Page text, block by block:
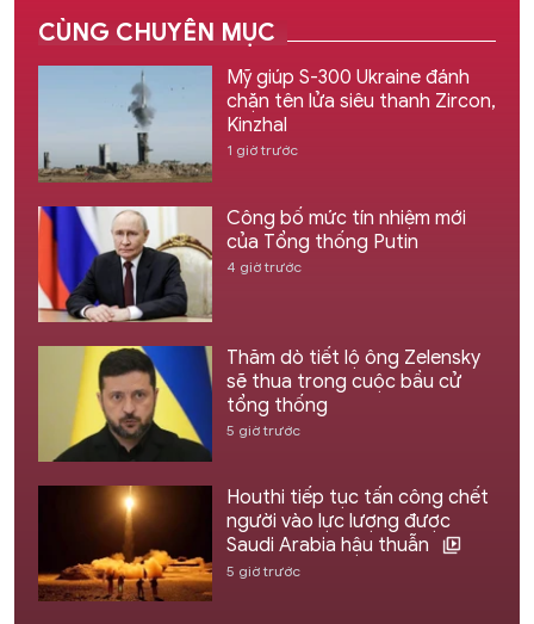
CÙNG CHUYÊN MỤC
Mỹ giúp S-300 Ukraine đánh
chặn tên lửa siêu thanh Zircon,
Kinzhal
1 giờ trước
Công bố mức tín nhiệm mới
của Tổng thống Putin
4 giờ trước
Thăm dò tiết lộ ông Zelensky
sẽ thua trong cuộc bầu cử
tổng thống
5 giờ trước
Houthi tiếp tục tấn công chết
người vào lực lượng được
Saudi Arabia hậu thuẫn
5 giờ trước